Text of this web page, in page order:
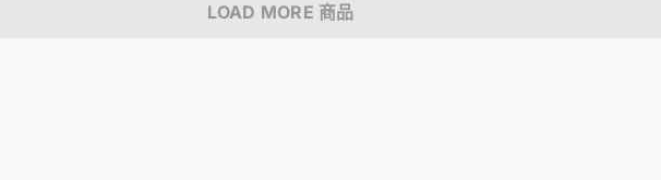
LOAD MORE 商品